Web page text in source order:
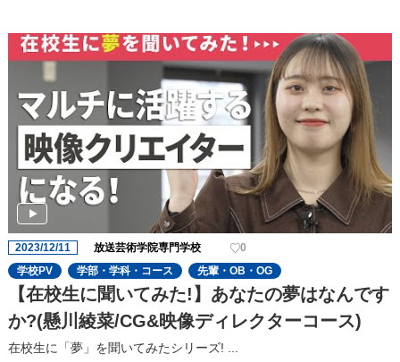
2023/12/11 放送芸術学院専門学校
0
学校PV
学部・学科・コース 先輩・OB・OG
【在校生に聞いてみた!】あなたの夢はなんです
か?(懸川綾菜/CG&映像ディレクターコース)
在校生に「夢」を聞いてみたシリーズ! ...